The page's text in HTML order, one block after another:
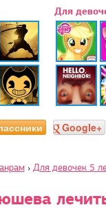
Для
Google+
› Для девочек 5